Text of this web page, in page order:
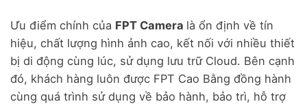
Ưu điểm chính của FPT Camera là ổn định về tín
hiệu, chất lượng hình ảnh cao, kết nối với nhiều thiết
bị di động cùng lúc, sử dụng lưu trữ Cloud. Bên cạnh
đó, khách hàng luôn được FPT Cao Bằng đồng hành
cùng quá trình sử dụng về bảo hành, bảo trì, hỗ trợ